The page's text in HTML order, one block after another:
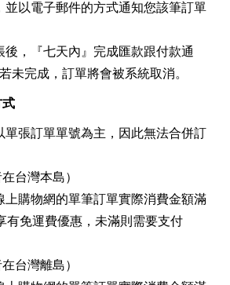
並以電子郵件的方式通知您該筆訂單
後，『七天內』完成匯款跟付款通
未完成，訂單將會被系統取消。
式
單張訂單單號為主，因此無法合併訂
台灣本島）
上購物網的單筆訂單實際消費金額滿
有免運費優惠，未滿則需要支付
台灣離島）